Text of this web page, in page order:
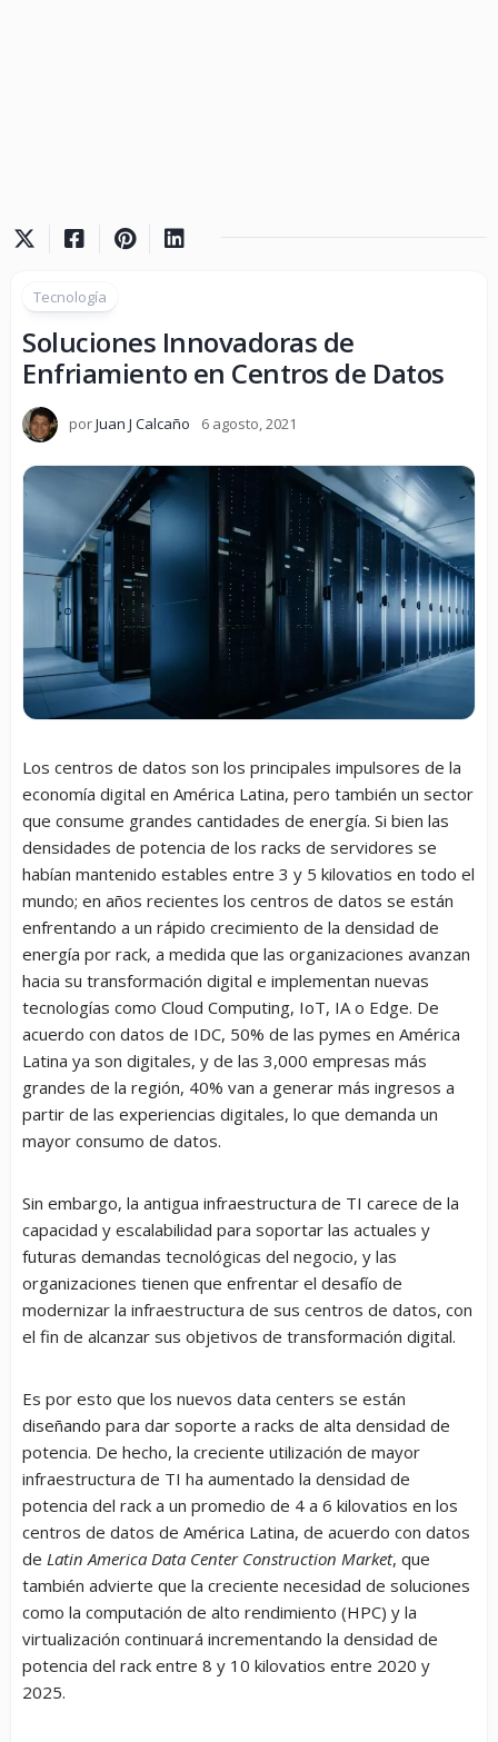
Tecnología
Soluciones Innovadoras de
Enfriamiento en Centros de Datos
porJuan J Calcaño 6 agosto, 2021
Los centros de datos son los principales impulsores de la
economía digital en América Latina, pero también un sector
que consume grandes cantidades de energía. Si bien las
densidades de potencia de los racks de servidores se
habían mantenido estables entre 3 y 5 kilovatios en todo el
mundo; en años recientes los centros de datos se están
enfrentando a un rápido crecimiento de la densidad de
energía por rack, a medida que las organizaciones avanzan
hacia su transformación digital e implementan nuevas
tecnologías como Cloud Computing, IoT, IA o Edge. De
acuerdo con datos de IDC, 50% de las pymes en América
Latina ya son digitales, y de las 3,000 empresas más
grandes de la región, 40% van a generar más ingresos a
partir de las experiencias digitales, lo que demanda un
mayor consumo de datos.
Sin embargo, la antigua infraestructura de TI carece de la
capacidad y escalabilidad para soportar las actuales y
futuras demandas tecnológicas del negocio, y las
organizaciones tienen que enfrentar el desafío de
modernizar la infraestructura de sus centros de datos, con
el fin de alcanzar sus objetivos de transformación digital.
Es por esto que los nuevos data centers se están
diseñando para dar soporte a racks de alta densidad de
potencia. De hecho, la creciente utilización de mayor
infraestructura de TI ha aumentado la densidad de
potencia del rack a un promedio de 4 a 6 kilovatios en los
centros de datos de América Latina, de acuerdo con datos
de Latin America Data Center Construction Market, que
también advierte que la creciente necesidad de soluciones
como la computación de alto rendimiento (HPC) y la
virtualización continuará incrementando la densidad de
potencia del rack entre 8 y 10 kilovatios entre 2020 y
2025.